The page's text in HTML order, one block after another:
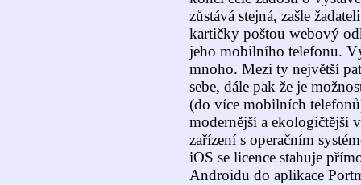
zůstává stejná, zašle
kartičky poštou webový
jeho mobilního telefonu.
mnoho. Mezi ty největší
sebe, dále pak že je
(do více mobilních
modernější a ekologičtější
zařízení s operačním
iOS se licence stahuje
Androidu do aplikace